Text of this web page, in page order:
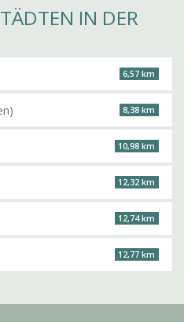
IN DER
6,57 km
8,38 km
10,98 km
12,32 km
12,74 km
12,77 km